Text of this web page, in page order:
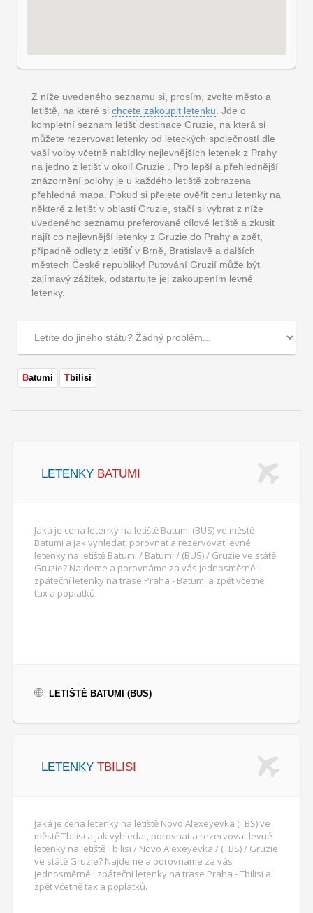
Z níže uvedeného seznamu si, prosím, zvolte město a
letiště, na které si chcete zakoupit letenku . Jde o
kompletní seznam letišť destinace Gruzie, na která si
můžete rezervovat letenky od leteckých společností dle
vaší volby včetně nabídky nejlevnějších letenek z Prahy
na jedno z letišť v okolí Gruzie . Pro lepší a přehlednější
znázornění polohy je u každého letiště zobrazena
přehledná mapa. Pokud si přejete ověřit cenu letenky na
některé z letišť v oblasti Gruzie, stačí si vybrat z níže
uvedeného seznamu preferované cílové letiště a zkusit
najít co nejlevnější letenky z Gruzie do Prahy a zpět,
případně odlety z letišť v Brně, Bratislavě a dalších
městech České republiky! Putování Gruzií může být
zajímavý zážitek, odstartujte jej zakoupením levné
letenky.
Batumi Tbilisi
LETENKY BATUMI
Jaká je cena letenky na letiště Batumi (BUS) ve městě
Batumi a jak vyhledat, porovnat a rezervovat levné
letenky na letiště Batumi / Batumi / (BUS) / Gruzie ve státě
Gruzie? Najdeme a porovnáme za vás jednosměrné i
zpáteční letenky na trase Praha - Batumi a zpět včetně
tax a poplatků.
LETIŠTĚ BATUMI (BUS)
LETENKY TBILISI
Jaká je cena letenky na letiště Novo Alexeyevka (TBS) ve
městě Tbilisi a jak vyhledat, porovnat a rezervovat levné
letenky na letiště Tbilisi / Novo Alexeyevka / (TBS) / Gruzie
ve státě Gruzie? Najdeme a porovnáme za vás
jednosměrné i zpáteční letenky na trase Praha - Tbilisi a
zpět včetně tax a poplatků.